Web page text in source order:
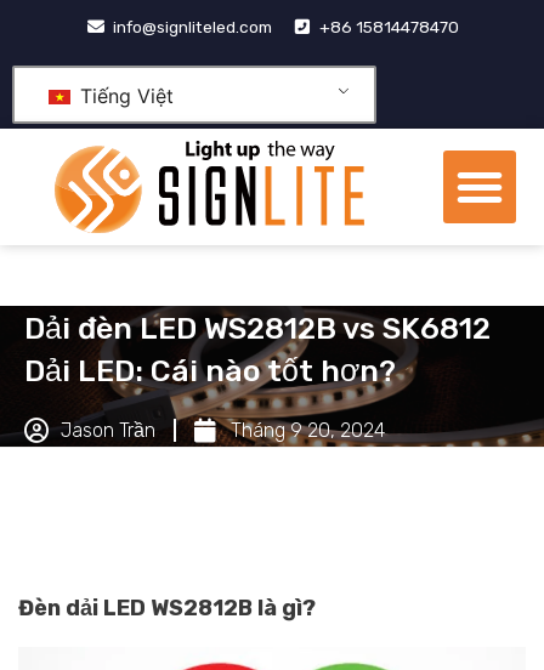
nội
info@signliteled.com +86 15814478470
Tiếng Việt
Dải đèn LED WS2812B vs SK6812
Dải LED: Cái nào tốt hơn?
Jason Trần Tháng 9 20, 2024
Đèn dải LED WS2812B là gì?